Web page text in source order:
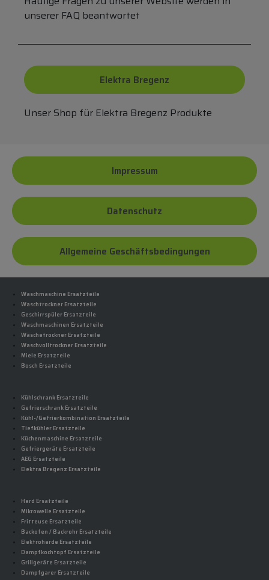
unserer FAQ beantwortet
Elektra Bregenz
Unser Shop für Elektra Bregenz Produkte
Impressum
Datenschutz
Allgemeine Geschäftsbedingungen
Waschmaschine Ersatzteile
Waschtrockner Ersatzteile
Geschirrspüler Ersatzteile
Waschmaschinen Ersatzteile
Wäschetrockner Ersatzteile
Waschvolltrockner Ersatzteile
Miele Ersatzteile
Bosch Ersatzteile
Kühlschrank Ersatzteile
Gefrierschrank Ersatzteile
Kühl-/Gefrierkombination Ersatzteile
Tiefkühler Ersatzteile
Küchenmaschine Ersatzteile
Gefriergeräte Ersatzteile
AEG Ersatzteile
Elektra Bregenz Ersatzteile
Herd Ersatzteile
Mikrowelle Ersatzteile
Fritteuse Ersatzteile
Backofen / Backrohr Ersatzteile
Elektroherde Ersatzteile
Dampfkochtopf Ersatzteile
Grillgeräte Ersatzteile
Dampfgarer Ersatzteile